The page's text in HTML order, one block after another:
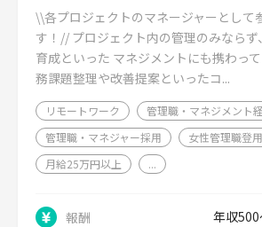
\\各プロジェクトのマネージャーとして
す！// プロジェクト内の管理のみならず
育成といった マネジメントにも携わっ
務課題整理や改善提案といったコ...
リモートワーク
管理職・マネジメント
管理職・マネジャー採用
女性管理職登
月給25万円以上
...
報酬
年収